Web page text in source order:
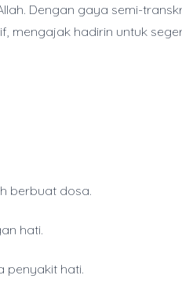
Dengan gaya semi-
mengajak hadirin untuk
berbuat dosa.
hati.
penyakit hati.